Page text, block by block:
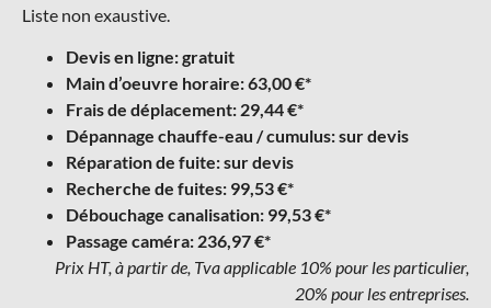
Liste non exaustive.
Devis en ligne: gratuit
Main d’oeuvre horaire: 63,00 €*
Frais de déplacement: 29,44 €*
Dépannage chauffe-eau / cumulus: sur devis
Réparation de fuite: sur devis
Recherche de fuites: 99,53 €*
Débouchage canalisation: 99,53 €*
Passage caméra: 236,97 €*
Prix HT, à partir de, Tva applicable 10% pour les particulier,
20% pour les entreprises.